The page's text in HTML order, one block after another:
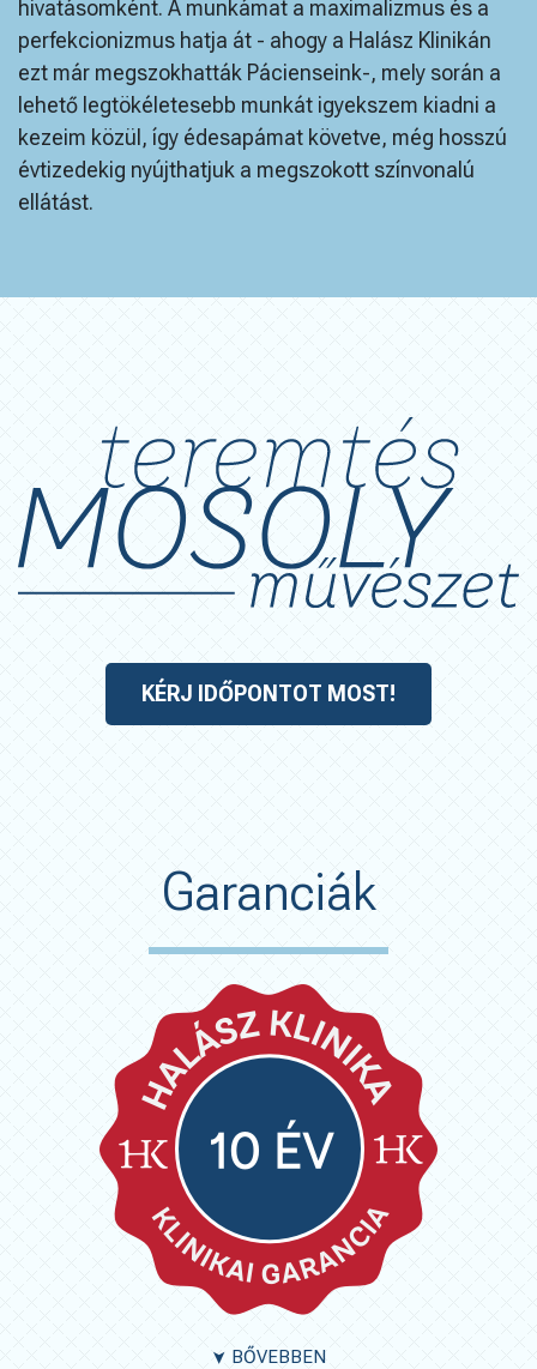
hivatásomként. A munkámat a maximalizmus és a
perfekcionizmus hatja át - ahogy a Halász Klinikán
ezt már megszokhatták Pácienseink-, mely során a
lehető legtökéletesebb munkát igyekszem kiadni a
kezeim közül, így édesapámat követve, még hosszú
évtizedekig nyújthatjuk a megszokott színvonalú
ellátást.
KÉRJ IDŐPONTOT MOST!
Garanciák
➤ BŐVEBBEN